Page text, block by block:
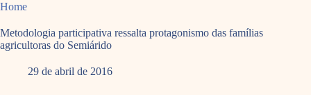
Home
Metodologia participativa ressalta protagonismo das famílias
agricultoras do Semiárido
29 de abril de 2016